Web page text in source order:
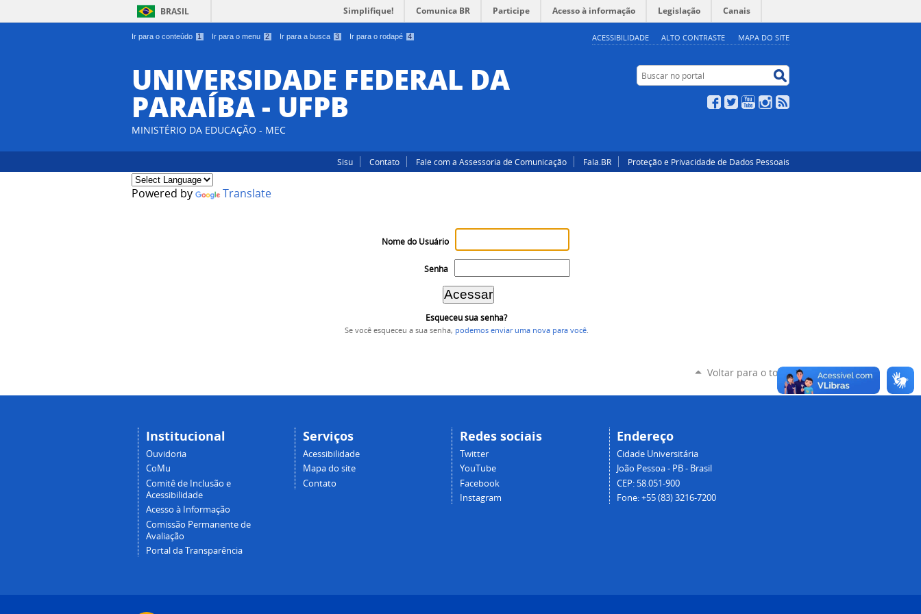
Ir para o conteúdo 1 Ir para o menu 2 Ir para a busca 3 Ir para o rodapé 4 ACESSIBILIDADE ALTO CONTRASTE MAPA DO SITE
BRASIL Simplifique! Comunica BR Participe Acesso à informação Legislação Canais
UNIVERSIDADE FEDERAL DA
PARAÍBA - UFPB
MINISTÉRIO DA EDUCAÇÃO - MEC
Buscar no portal
Facebook
TwitterYouTubeInstagram
Sisu Contato Fale com a Assessoria de Comunicação Fala.BR Proteção e Privacidade de Dados Pessoais
Powered by Translate
Nome do Usuário
Senha
Esqueceu sua senha?
Se você esqueceu a sua senha, podemos enviar uma nova para você.
Voltar para o topo
Institucional
Ouvidoria
CoMu
Comitê de Inclusão e
Acessibilidade
Acesso à Informação
Comissão Permanente de
Avaliação
Portal da Transparência
Serviços
Acessibilidade
Mapa do site
Contato
Redes sociais
Twitter
YouTube
Facebook
Instagram
Endereço
Cidade Universitária
João Pessoa - PB - Brasil
CEP: 58.051-900
Fone: +55 (83) 3216-7200